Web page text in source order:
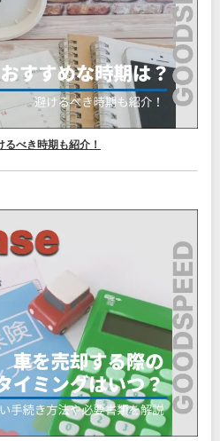
べき時期も紹介！